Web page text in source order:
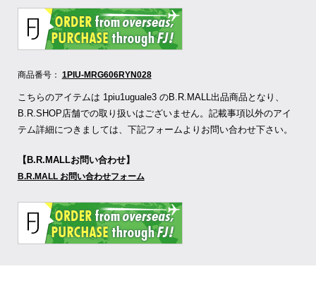
商品番号： 1PIU-MRG606RYN028
こちらのアイテムは 1piu1uguale3 のB.R.MALL出品商品となり、
B.R.SHOP店舗での取り扱いはございません。記載事項以外のアイ
テム詳細につきましては、下記フォームよりお問い合わせ下さい。
【B.R.MALLお問い合わせ】
B.R.MALL お問い合わせフォーム